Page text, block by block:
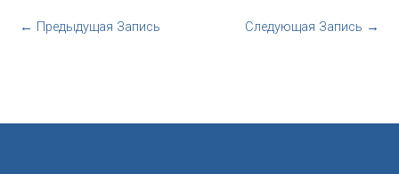
← Предыдущая Запись Следующая Запись →